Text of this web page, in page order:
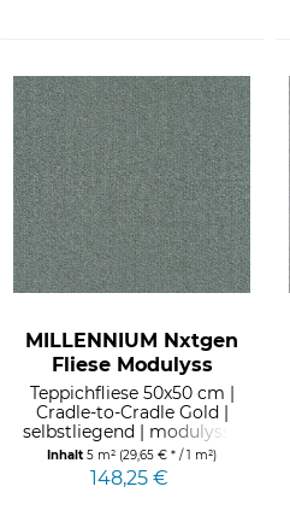
MILLENNIUM Nxtgen
Fliese Modulyss
Teppichfliese 50x50 cm |
Cradle-to-Cradle Gold |
selbstliegend | modulyss |
Econyl |...
Inhalt5 m² (29,65 € * / 1 m²)
148,25 €